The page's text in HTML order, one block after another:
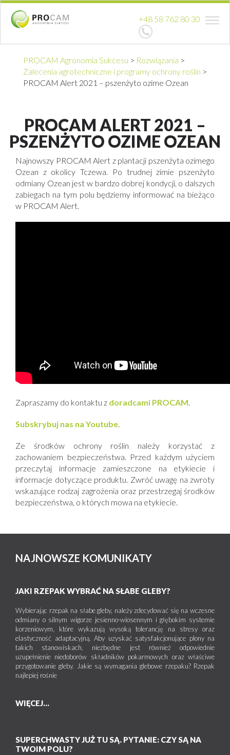
+48 58 762 80 30
PROCAM Agronomia Sukcesu > Rozwiązania >
Zalecenia agrotechniczne i programy ochrony roślin >
PROCAM Alert 2021 – pszenżyto ozime Ozean
PROCAM ALERT 2021 –
PSZENŻYTO OZIME OZEAN
Najnowszy PROCAM Alert z plantacji pszenżyta ozimego
Ozean z okolicy Tczewa. Po trudnej zimie pszenżyto
odmiany Ozean jest w bardzo dobrej kondycji, o dalszych
zabiegach na tym polu będziemy informować na bieżąco
w PROCAM Alert.
Zapraszamy do kontaktu z doradcami PROCAM.
Subskrybuj nas na Youtube.
Ze środków ochrony roślin należy korzystać z
zachowaniem bezpieczeństwa. Przed każdym użyciem
przeczytaj informacje zamieszczone na etykiecie i
informacje dotyczące produktu. Zwróć uwagę na zwroty
wskazujące rodzaj zagrożenia oraz przestrzegaj środków
bezpieczeństwa, o których mowa na etykiecie.
NAJNOWSZE KOMUNIKATY
JAKI RZEPAK WYBRAĆ NA SŁABE GLEBY?
Wybierając rzepak na słabe gleby, należy zdecydować się na wczesne
odmiany o silnym wigorze jesienno-wiosennym i głębokim systemie
korzeniowym, które wykazują wysoką tolerancję na stresy oraz
elastyczność adaptacyjną. Aby uzyskać satysfakcjonujące plony na
takich stanowiskach, niezbędne jest również odpowiednie
uzupełnienie niedoborów składników pokarmowych oraz właściwe
przygotowanie gleby. Jakie są wymagania glebowe rzepaku? Rzepak
najlepiej rośnie
WIĘCEJ...
SUPERCHWASTY JUŻ TU SĄ. PYTANIE: CZY SĄ NA
TWOIM POLU?